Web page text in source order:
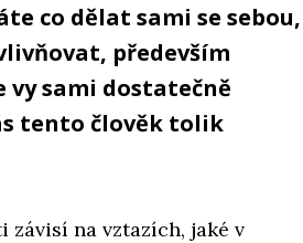
co dělat sami se sebou,
především
sami dostatečně
tento člověk tolik
závisí na vztazích, jaké v